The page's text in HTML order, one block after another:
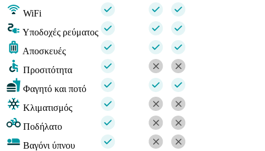
WiFi
Υποδοχές ρεύματος
Αποσκευές
Προσιτότητα
Φαγητό και ποτό
Κλιματισμός
Ποδήλατο
Βαγόνι ύπνου